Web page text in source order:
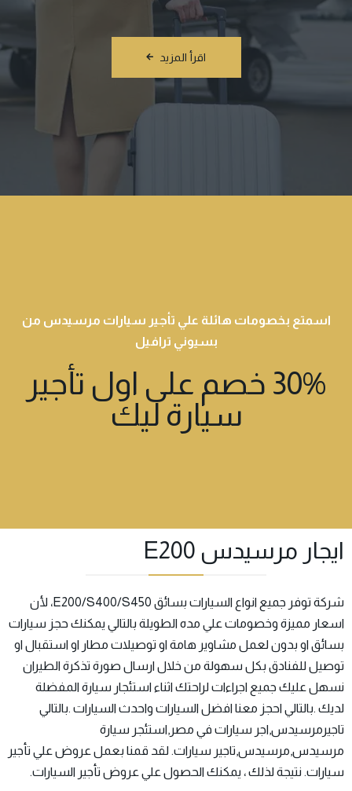
اقرأ المزيد
اسمتع بخصومات هائلة علي تأجير سيارات مرسيدس من
بسيوني ترافيل
30% خصم على اول تأجير
سيارة ليك
ايجار مرسيدس E200
شركة توفر جميع انواع السيارات بسائق E200/S400/S450، لأن
اسعار مميزة وخصومات علي مده الطويلة بالتالي يمكنك حجز سيارات
بسائق او بدون لعمل مشاوير هامة او توصيلات مطار او استقبال او
توصيل للفنادق بكل سهولة من خلال ارسال صورة تذكرة الطيران
نسهل عليك جميع اجراءات لراحتك اثناء استئجار سيارة المفضلة
لديك .بالتالي احجز معنا افضل السيارات واحدث السيارات .بالتالي
تاجيرمرسيدس,اجر سيارات في مصر,استئجر سيارة
مرسيدس,مرسيدس,تاجير سيارات. لقد قمنا بعمل عروض علي تأجير
سيارات. نتيجة لذلك ، يمكنك الحصول علي عروض تأجير السيارات.